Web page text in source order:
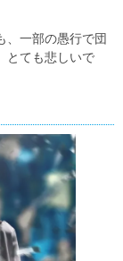
、一部の愚行で団
とても悲しいで